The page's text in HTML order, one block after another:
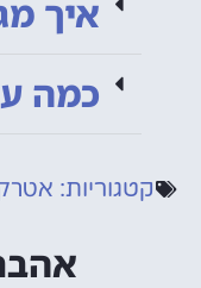
איך
כמה
קטגוריות: